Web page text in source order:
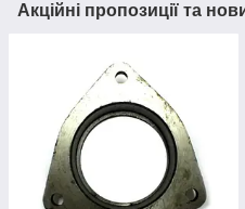
Акційні пропозиції та